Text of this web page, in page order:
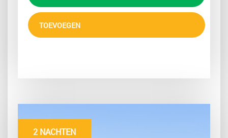
TOEVOEGEN
2 NACHTEN